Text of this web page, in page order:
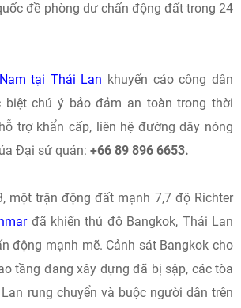
đề phòng dư chấn động đất trong 24
tại Thái Lan khuyến cáo công dân
biệt chú ý bảo đảm an toàn trong thời
trợ khẩn cấp, liên hệ đường dây nóng
Đại sứ quán: +66 89 896 6653.
một trận động đất mạnh 7,7 độ Richter
đã khiến thủ đô Bangkok, Thái Lan
động mạnh mẽ. Cảnh sát Bangkok cho
tầng đang xây dựng đã bị sập, các tòa
rung chuyển và buộc người dân trên